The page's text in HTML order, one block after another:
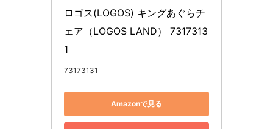
ロゴス(LOGOS) キングあぐらチ
ェア（LOGOS LAND） 7317313
1
73173131
Amazonで見る